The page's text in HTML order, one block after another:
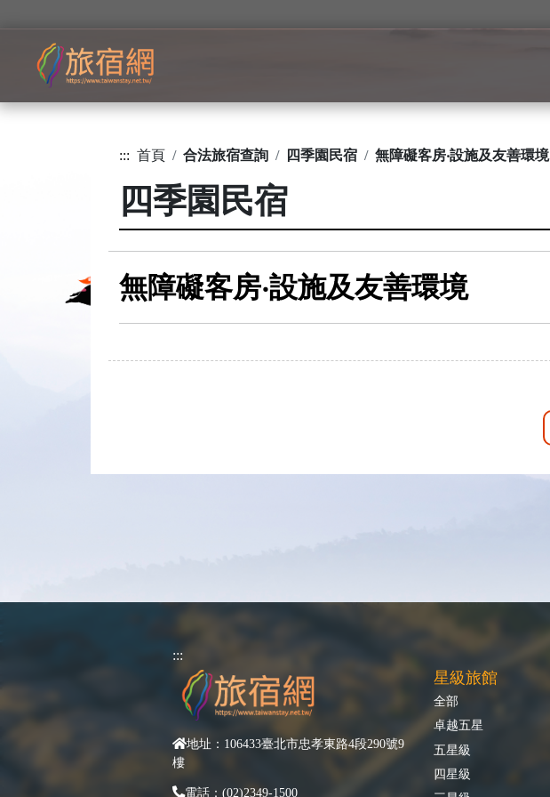
::: 首頁 合法旅宿查詢 四季園民宿 無障礙客房‧設施及友善環境
四季園民宿
無障礙客房‧設施及友善環境
:::
地址：106433臺北市忠孝東路4段290號9
樓
電話：(02)2349-1500
星級旅館
全部
卓越五星
五星級
四星級